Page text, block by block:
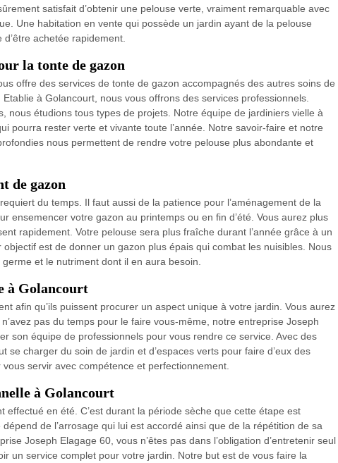
satisfait d’obtenir une pelouse verte, vraiment remarquable avec
Une habitation en vente qui possède un jardin ayant de la pelouse
achetée rapidement.
la tonte de gazon
offre des services de tonte de gazon accompagnés des autres soins de
à Golancourt, nous vous offrons des services professionnels.
nous étudions tous types de projets. Notre équipe de jardiniers vielle à
pourra rester verte et vivante toute l’année. Notre savoir-faire et notre
nous permettent de rendre votre pelouse plus abondante et
de gazon
du temps. Il faut aussi de la patience pour l’aménagement de la
ensemencer votre gazon au printemps ou en fin d’été. Vous aurez plus
rapidement. Votre pelouse sera plus fraîche durant l’année grâce à un
est de donner un gazon plus épais qui combat les nuisibles. Nous
et le nutriment dont il en aura besoin.
à Golancourt
afin qu’ils puissent procurer un aspect unique à votre jardin. Vous aurez
pas du temps pour le faire vous-même, notre entreprise Joseph
son équipe de professionnels pour vous rendre ce service. Avec des
se charger du soin de jardin et d’espaces verts pour faire d’eux des
servir avec compétence et perfectionnement.
à Golancourt
effectué en été. C’est durant la période sèche que cette étape est
de l’arrosage qui lui est accordé ainsi que de la répétition de sa
Joseph Elagage 60, vous n’êtes pas dans l’obligation d’entretenir seul
un service complet pour votre jardin. Notre but est de vous faire la